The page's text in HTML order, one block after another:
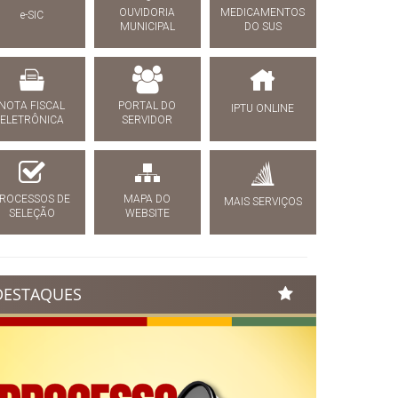
e-SIC
OUVIDORIA
MUNICIPAL
MEDICAMENTOS
DO SUS
FISCAL
ELETRÔNICA
PORTAL DO
SERVIDOR
IPTU ONLINE
DE
SELEÇÃO
MAPA DO
WEBSITE
MAIS SERVIÇOS